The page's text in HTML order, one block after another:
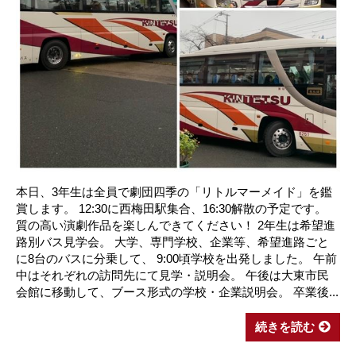
本日、3年生は全員で劇団四季の「リトルマーメイド」を鑑
賞します。 12:30に西梅田駅集合、16:30解散の予定です。
質の高い演劇作品を楽しんできてください！ 2年生は希望進
路別バス見学会。 大学、専門学校、企業等、希望進路ごと
に8台のバスに分乗して、 9:00頃学校を出発しました。 午前
中はそれぞれの訪問先にて見学・説明会。 午後は大東市民
会館に移動して、ブース形式の学校・企業説明会。 卒業後...
続きを読む